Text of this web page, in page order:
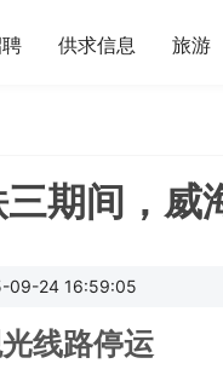
供求信息 旅游
期间，威
09-24 16:59:05
线路停运